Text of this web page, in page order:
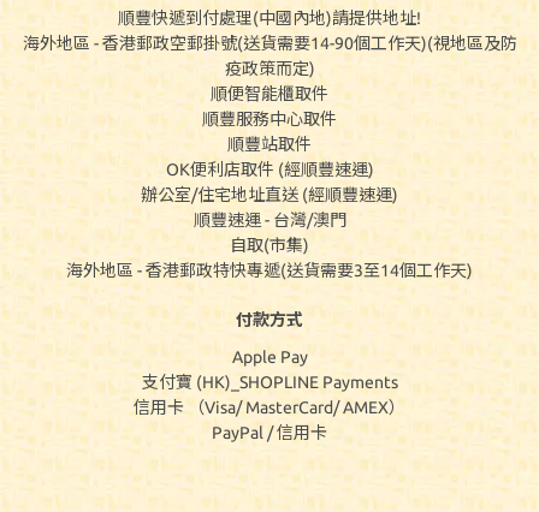
順豐快遞到付處理(中國內地)請提供地址!
海外地區 - 香港郵政空郵掛號(送貨需要14-90個工作天)(視地區及防
疫政策而定)
順便智能櫃取件
順豐服務中心取件
順豐站取件
OK便利店取件 (經順豐速運)
辦公室/住宅地址直送 (經順豐速運)
順豐速運 - 台灣/澳門
自取(市集)
海外地區 - 香港郵政特快專遞(送貨需要3至14個工作天)
付款方式
Apple Pay
支付寶 (HK)_SHOPLINE Payments
信用卡 （Visa/ MasterCard/ AMEX）
PayPal / 信用卡